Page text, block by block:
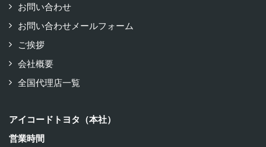
お問い合わせ
お問い合わせメールフォーム
ご挨拶
会社概要
全国代理店一覧
アイコードトヨタ（本社）
営業時間